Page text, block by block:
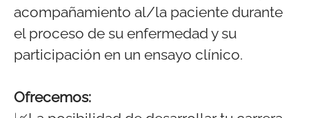
acompañamiento al/la paciente durante
el proceso de su enfermedad y su
participación en un ensayo clínico.
Ofrecemos: